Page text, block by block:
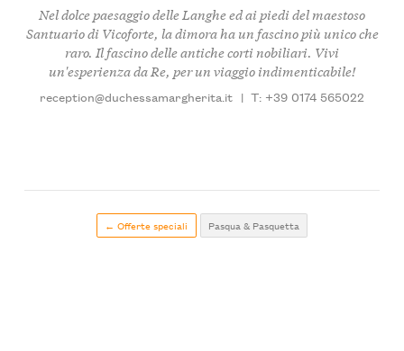
Nel dolce paesaggio delle Langhe ed ai piedi del maestoso
Santuario di Vicoforte, la dimora ha un fascino più unico che
raro. Il fascino delle antiche corti nobiliari. Vivi
un'esperienza da Re, per un viaggio indimenticabile!
reception@duchessamargherita.it | T: +39 0174 565022
← Offerte speciali Pasqua & Pasquetta